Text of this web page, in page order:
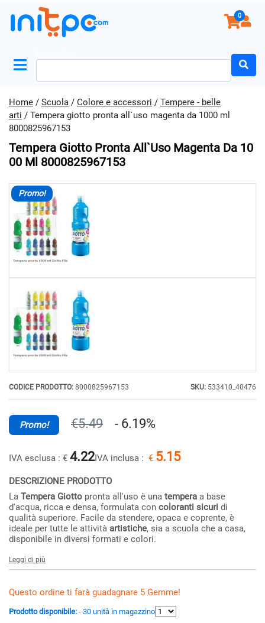
0
Home / Scuola / Colore e accessori / Tempere - belle
arti / Tempera giotto pronta all`uso magenta da 1000 ml
8000825967153
Tempera Giotto Pronta All`uso Magenta Da 10
00 Ml 8000825967153
Promo!
CODICE PRODOTTO: 8000825967153 SKU: 533410_40476
Promo! €5.49 - 6.19%
IVA esclusa : € 4.22IVA inclusa : € 5.15
DESCRIZIONE PRODOTTO
La Tempera Giotto pronta all'uso è una tempera a base
d'acqua, ricca e densa, formulata con coloranti sicuri di
qualità superiore. Facile da stendere, opaca e coprente, è
ideale per tutte le attività artistiche, sia a scuola che a casa,
disponibile in diversi formati e colori.
Leggi di più
Questo ordine ti farà guadagnare 5 Gemme!
Prodotto disponibile: - 30 unità in magazzino